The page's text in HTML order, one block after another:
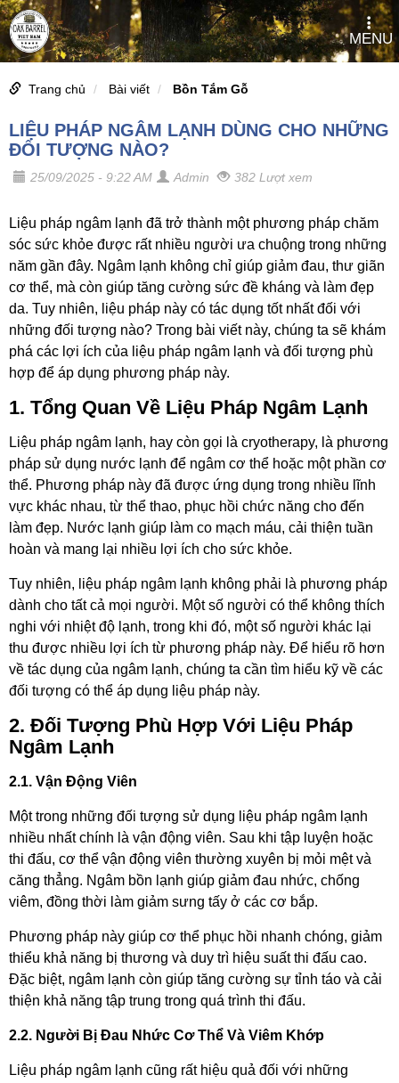
MENU
Trang chủ Bài viết Bồn Tắm Gỗ
LIỆU PHÁP NGÂM LẠNH DÙNG CHO NHỮNG
ĐỐI TƯỢNG NÀO?
25/09/2025 - 9:22 AM Admin 382 Lượt xem
Liệu pháp ngâm lạnh đã trở thành một phương pháp chăm
sóc sức khỏe được rất nhiều người ưa chuộng trong những
năm gần đây. Ngâm lạnh không chỉ giúp giảm đau, thư giãn
cơ thể, mà còn giúp tăng cường sức đề kháng và làm đẹp
da. Tuy nhiên, liệu pháp này có tác dụng tốt nhất đối với
những đối tượng nào? Trong bài viết này, chúng ta sẽ khám
phá các lợi ích của liệu pháp ngâm lạnh và đối tượng phù
hợp để áp dụng phương pháp này.
1. Tổng Quan Về Liệu Pháp Ngâm Lạnh
Liệu pháp ngâm lạnh, hay còn gọi là cryotherapy, là phương
pháp sử dụng nước lạnh để ngâm cơ thể hoặc một phần cơ
thể. Phương pháp này đã được ứng dụng trong nhiều lĩnh
vực khác nhau, từ thể thao, phục hồi chức năng cho đến
làm đẹp. Nước lạnh giúp làm co mạch máu, cải thiện tuần
hoàn và mang lại nhiều lợi ích cho sức khỏe.
Tuy nhiên, liệu pháp ngâm lạnh không phải là phương pháp
dành cho tất cả mọi người. Một số người có thể không thích
nghi với nhiệt độ lạnh, trong khi đó, một số người khác lại
thu được nhiều lợi ích từ phương pháp này. Để hiểu rõ hơn
về tác dụng của ngâm lạnh, chúng ta cần tìm hiểu kỹ về các
đối tượng có thể áp dụng liệu pháp này.
2. Đối Tượng Phù Hợp Với Liệu Pháp
Ngâm Lạnh
2.1. Vận Động Viên
Một trong những đối tượng sử dụng liệu pháp ngâm lạnh
nhiều nhất chính là vận động viên. Sau khi tập luyện hoặc
thi đấu, cơ thể vận động viên thường xuyên bị mỏi mệt và
căng thẳng. Ngâm bồn lạnh giúp giảm đau nhức, chống
viêm, đồng thời làm giảm sưng tấy ở các cơ bắp.
Phương pháp này giúp cơ thể phục hồi nhanh chóng, giảm
thiểu khả năng bị thương và duy trì hiệu suất thi đấu cao.
Đặc biệt, ngâm lạnh còn giúp tăng cường sự tỉnh táo và cải
thiện khả năng tập trung trong quá trình thi đấu.
2.2. Người Bị Đau Nhức Cơ Thể Và Viêm Khớp
Liệu pháp ngâm lạnh cũng rất hiệu quả đối với những